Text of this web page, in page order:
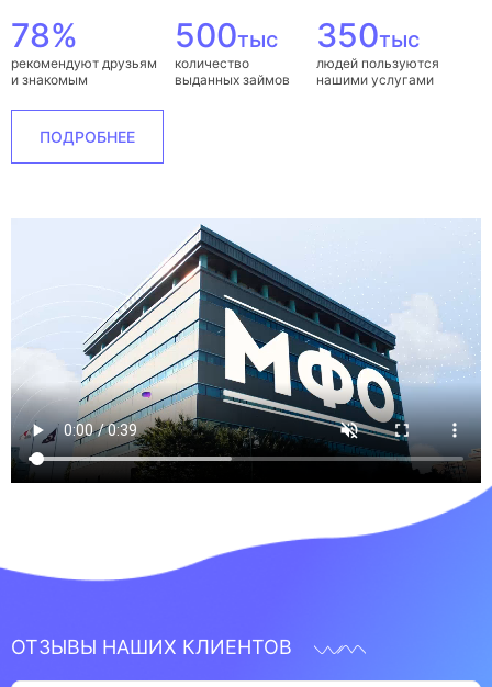
78%
рекомендуют друзьям
и знакомым
500тыс
количество
выданных займов
350тыс
людей пользуются
нашими услугами
ПОДРОБНЕЕ
ОТЗЫВЫ НАШИХ КЛИЕНТОВ